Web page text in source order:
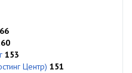
153
Центр) 151